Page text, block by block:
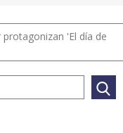
'El día de